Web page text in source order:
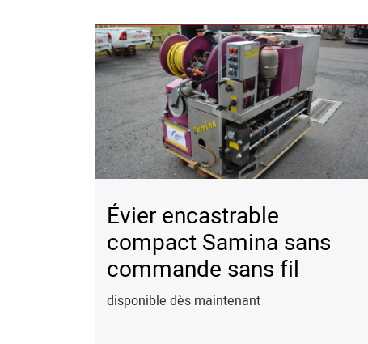
Évier encastrable
compact Samina sans
commande sans fil
disponible dès maintenant